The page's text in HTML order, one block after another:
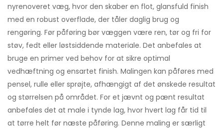
nyrenoveret væg, hvor den skaber en flot, glansfuld finish
med en robust overflade, der tåler daglig brug og
rengøring. Før påføring bør væggen være ren, tør og fri for
støv, fedt eller løstsiddende materiale. Det anbefales at
bruge en primer ved behov for at sikre optimal
vedhæftning og ensartet finish. Malingen kan påføres med
pensel, rulle eller sprøjte, afhængigt af det ønskede resultat
og størrelsen på området. For et jævnt og pænt resultat
anbefales det at male i tynde lag, hvor hvert lag får tid til
at tørre helt før næste påføring. Denne maling er særligt